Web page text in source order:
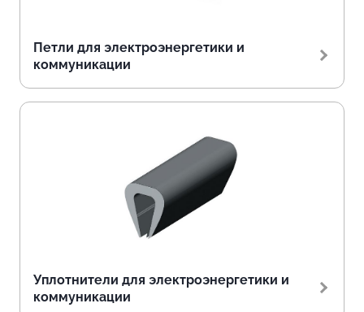
Петли для электроэнергетики и
коммуникации
Уплотнители для электроэнергетики и
коммуникации